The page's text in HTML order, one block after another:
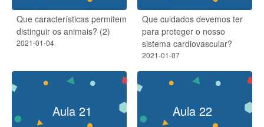
Que características permitem
distinguir os animais? (2)
2021-01-04
Que cuidados devemos ter
para proteger o nosso
sistema cardiovascular?
2021-01-07
Aula 21 Aula 22